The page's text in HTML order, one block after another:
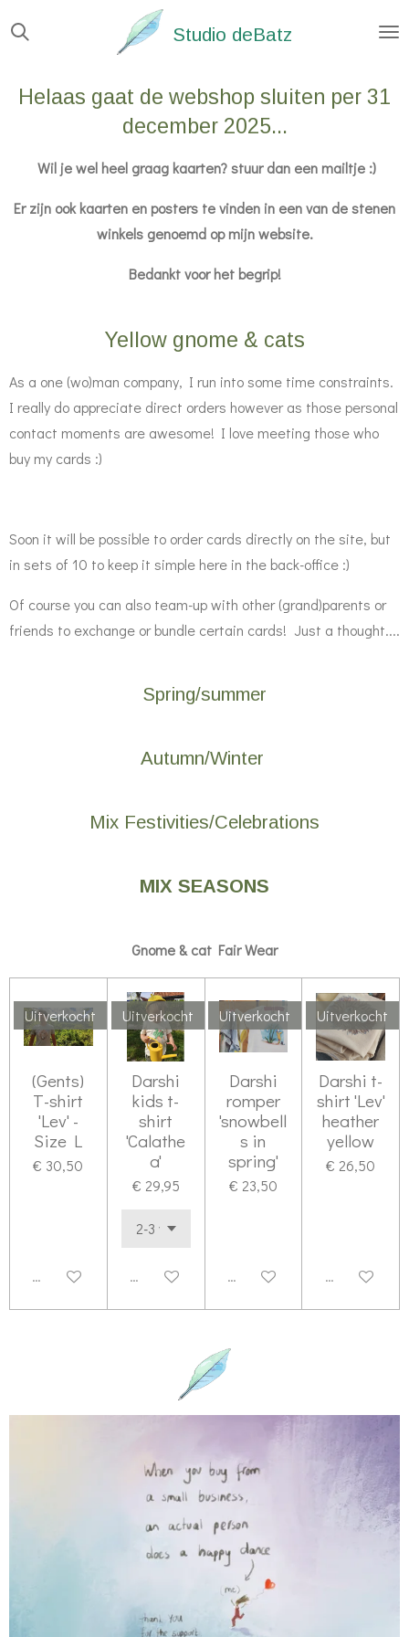
Ga
direct
de
Studio deBatz
Helaas gaat de webshop sluiten per 31
december 2025...
Wil je wel heel graag kaarten? stuur dan een mailtje :)
Er zijn ook kaarten en posters te vinden in een van de stenen
winkels genoemd op mijn website.
Bedankt voor het begrip!
Yellow gnome & cats
As a one (wo)man company, I run into some time constraints.
I really do appreciate direct orders however as those personal
contact moments are awesome! I love meeting those who
buy my cards :)
Soon it will be possible to order cards directly on the site, but
in sets of 10 to keep it simple here in the back-office :)
Of course you can also team-up with other (grand)parents or
friends to exchange or bundle certain cards! Just a thought....
Spring/summer
Autumn/Winter
Mix Festivities/Celebrations
MIX SEASONS
Gnome & cat Fair Wear
Uitverkocht
(Gents)
T-shirt
'Lev' -
Size L
€ 30,50
Uitgeschakeld
Uitverkocht
Darshi
kids t-
shirt
'Calathe
a'
€ 29,95
Uitgeschakeld
Uitverkocht
Darshi
romper
'snowbell
s in
spring'
€ 23,50
Uitgeschakeld
Uitverkocht
Darshi t-
shirt 'Lev'
heather
yellow
€ 26,50